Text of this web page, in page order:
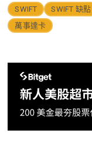
SWIFT SWIFT 缺點
萬事達卡